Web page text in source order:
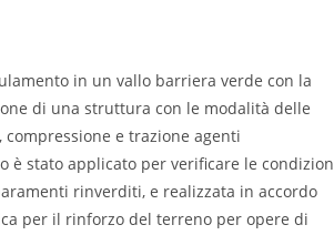
in un vallo barriera verde con la
di una struttura con le modalità delle
e trazione agenti
stato applicato per verificare le
rinverditi, e realizzata in accordo
per il rinforzo del terreno per opere di